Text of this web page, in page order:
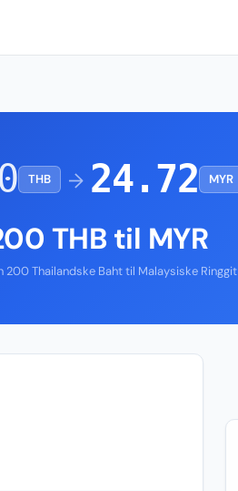
THB → 24.72 MYR
THB til MYR
200 Thailandske Baht til Malaysiske Ringgit